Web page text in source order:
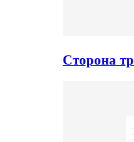
Сторона